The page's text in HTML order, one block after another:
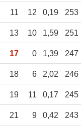
11 12 0,19 253
13 10 1,59 251
17 0 1,39 247
18 6 2,02 246
19 11 0,17 245
21 9 0,42 243